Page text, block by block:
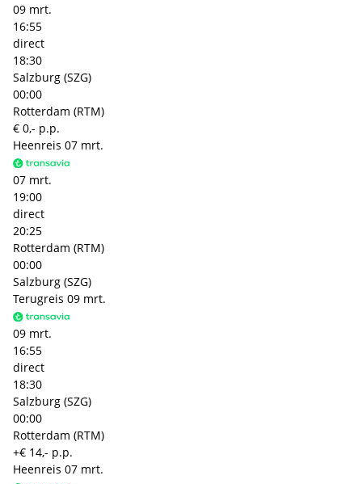
09 mrt.
16:55
direct
18:30
Salzburg (SZG)
00:00
Rotterdam (RTM)
€ 0,- p.p.
Heenreis 07 mrt.
07 mrt.
19:00
direct
20:25
Rotterdam (RTM)
00:00
Salzburg (SZG)
Terugreis 09 mrt.
09 mrt.
16:55
direct
18:30
Salzburg (SZG)
00:00
Rotterdam (RTM)
+€ 14,- p.p.
Heenreis 07 mrt.